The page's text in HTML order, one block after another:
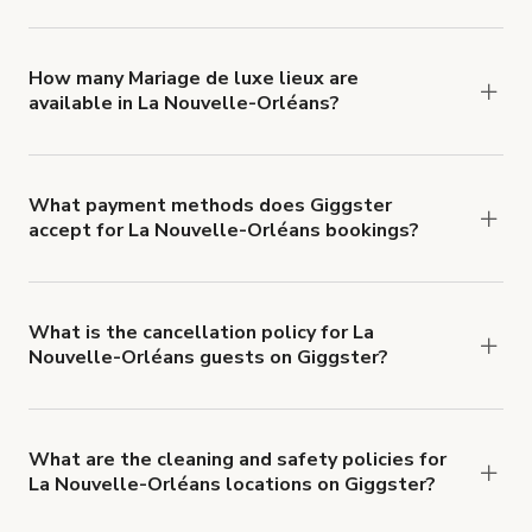
then click 'Filters' to look for something specific.
How many Mariage de luxe lieux are
available in La Nouvelle-Orléans?
What payment methods does Giggster
accept for La Nouvelle-Orléans bookings?
What is the cancellation policy for La
Nouvelle-Orléans guests on Giggster?
cancellation and refund policy
What are the cleaning and safety policies for
La Nouvelle-Orléans locations on Giggster?